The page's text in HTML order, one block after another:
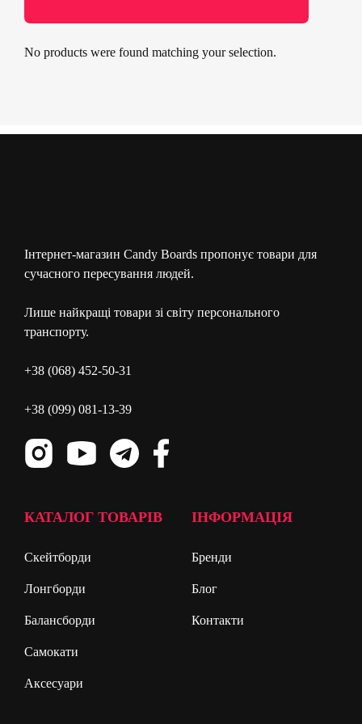
No products were found matching your selection.
Інтернет-магазин Candy Boards пропонує товари для
сучасного пересування людей.
Лише найкращі товари зі світу персонального
транспорту.
+38 (068) 452-50-31
+38 (099) 081-13-39
КАТАЛОГ ТОВАРІВ
Скейтборди
Лонгборди
Балансборди
Самокати
Аксесуари
ІНФОРМАЦІЯ
Бренди
Блог
Контакти